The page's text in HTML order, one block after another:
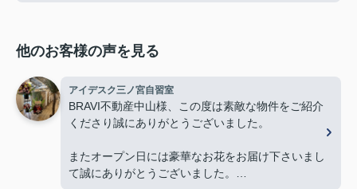
他のお客様の声を見る
アイデスク三ノ宮自習室
BRAVI不動産中山様、この度は素敵な物件をご紹介
くださり誠にありがとうございました。
またオープン日には豪華なお花をお届け下さいまし
て誠にありがとうございました。